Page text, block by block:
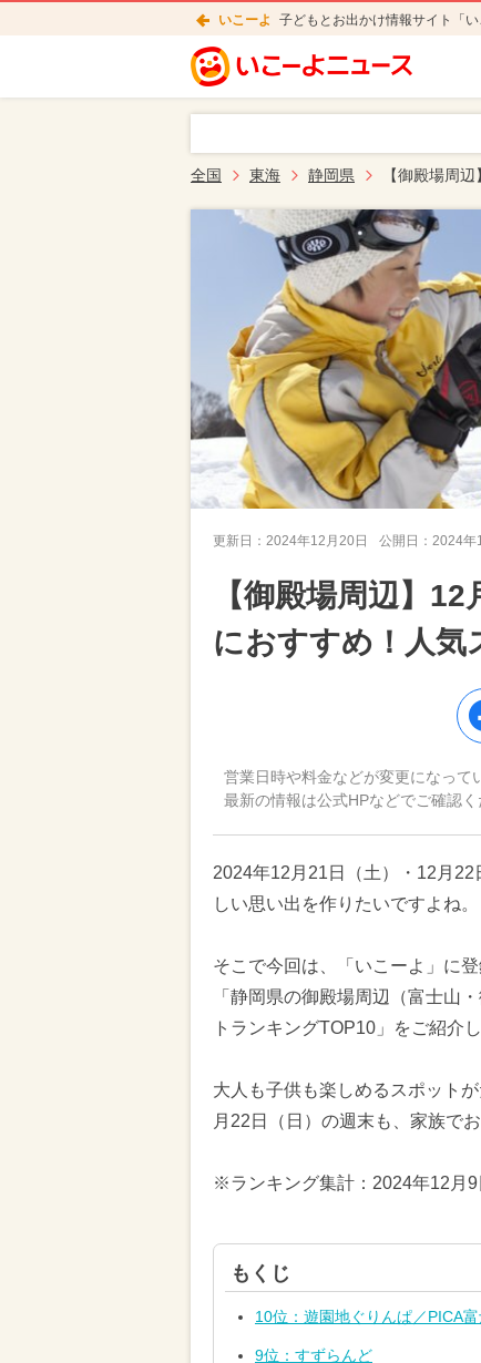
いこーよ 子どもとお出かけ情報サイト「
全国 東海 静岡県 【御殿場周
更新日： 2024年12月20日 公開日： 2024年
【御殿場周辺】
におすすめ！人
営業日時や料金などが変更になって
最新の情報は公式HPなどでご確認く
2024年12月21日（土）・12月
しい思い出を作りたいですよね。
そこで今回は、「いこーよ」に
「静岡県の御殿場周辺（富士山
トランキングTOP10」をご紹介し
大人も子供も楽しめるスポット
月22日（日）の週末も、家族で
※ランキング集計：2024年12月9
もくじ
10位：遊園地ぐりんぱ／PICA
9位：すずらんど